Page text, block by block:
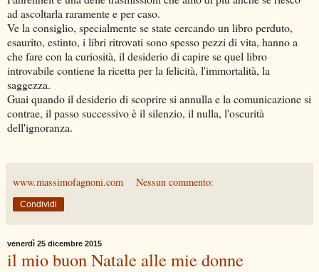
ad ascoltarla raramente e per caso.
Ve la consiglio, specialmente se state cercando un libro perduto,
esaurito, estinto, i libri ritrovati sono spesso pezzi di vita, hanno a
che fare con la curiosità, il desiderio di capire se quel libro
introvabile contiene la ricetta per la felicità, l'immortalità, la
saggezza.
Guai quando il desiderio di scoprire si annulla e la comunicazione si
contrae, il passo successivo è il silenzio, il nulla, l'oscurità
dell'ignoranza.
www.massimofagnoni.com Nessun commento:
Condividi
venerdì 25 dicembre 2015
il mio buon Natale alle mie donne